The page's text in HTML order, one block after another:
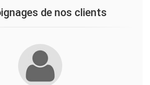
de nos clients